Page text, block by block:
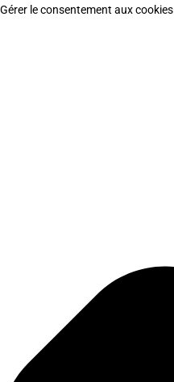
Gérer le consentement aux cookies